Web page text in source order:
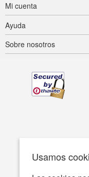
Usamos
Mi cuenta
Ayuda
Sobre nosotros